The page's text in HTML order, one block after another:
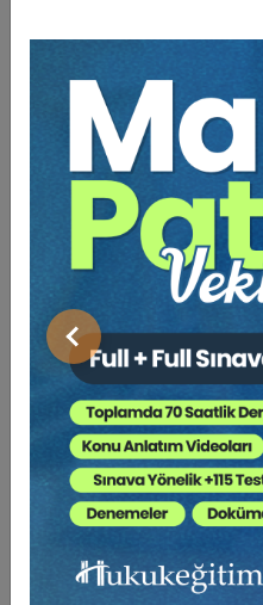
Önceki
BENZER VIDEO
Video Eğitim Abonesi